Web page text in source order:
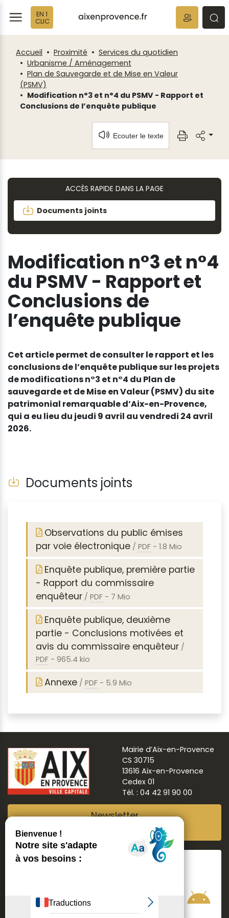
EN 1
CLIC
Accueil Proximité
Services du quotidien
Urbanisme / Aménagement
Plan de Sauvegarde et de Mise en Valeur
(PSMV)
Modification n°3 et n°4 du PSMV - Rapport et
Conclusions de l’enquête publique
Ecouter le texte
ACCÈS RAPIDE DANS LA PAGE
Documents joints
Modification n°3 et n°4
du PSMV - Rapport et
Conclusions de
l’enquête publique
Cet article permet de consulter le rapport et les
conclusions de l’enquête publique sur les projets
de modifications n°3 et n°4 du Plan de
sauvegarde et de Mise en Valeur (PSMV) du site
patrimonial remarquable d’Aix-en-Provence,
qui a eu lieu du jeudi 9 avril au vendredi 24 avril
2026.
Documents joints
Observations du public émises
par voie électronique / PDF - 1.8 Mio
Enquête publique, première partie
- Rapport du commissaire
enquêteur / PDF - 7 Mio
Enquête publique, deuxième
partie - Conclusions motivées et
avis du commissaire enquêteur /
PDF - 965.4 kio
Annexe / PDF - 5.9 Mio
Mairie d’Aix-en-Provence
CS 30715
13616 Aix-en-Provence
Cedex 01
Tél. : 04 42 91 90 00
Newsletter
Suivre Aix ma ville
Fenêtre
de
chat
Panneau de gestion des cookies